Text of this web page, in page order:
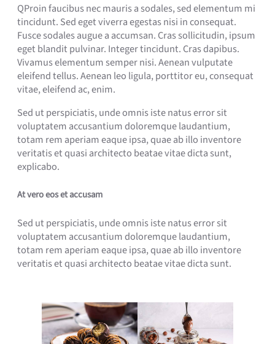
QProin faucibus nec mauris a sodales, sed elementum mi
tincidunt. Sed eget viverra egestas nisi in consequat.
Fusce sodales augue a accumsan. Cras sollicitudin, ipsum
eget blandit pulvinar. Integer tincidunt. Cras dapibus.
Vivamus elementum semper nisi. Aenean vulputate
eleifend tellus. Aenean leo ligula, porttitor eu, consequat
vitae, eleifend ac, enim.
Sed ut perspiciatis, unde omnis iste natus error sit
voluptatem accusantium doloremque laudantium,
totam rem aperiam eaque ipsa, quae ab illo inventore
veritatis et quasi architecto beatae vitae dicta sunt,
explicabo.
At vero eos et accusam
Sed ut perspiciatis, unde omnis iste natus error sit
voluptatem accusantium doloremque laudantium,
totam rem aperiam eaque ipsa, quae ab illo inventore
veritatis et quasi architecto beatae vitae dicta sunt.